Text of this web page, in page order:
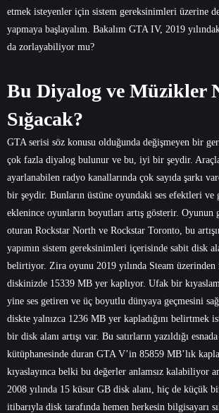
etmek isteyenler için sistem gereksinimleri üzerine
yapmaya başlayalım. Bakalım GTA IV, 2019
da zorlayabiliyor mu?
Bu Diyalog ve Müzikler
Sığacak?
GTA serisi söz konusu olduğunda değişmeyen bir
çok fazla diyalog bulunur ve bu, iyi bir şeydir.
ayarlanabilen radyo kanallarında çok sayıda şarkı
bir şeydir. Bunların üstüne oyundaki ses efektleri
eklenince oyunların boyutları artış gösterir.
oturan Rockstar North ve Rockstar Toronto, bu
yapımın sistem gereksinimleri içerisinde sabit disk
belirtiyor. Zira oyunu 2019 yılında Steam
diskinizde 15339 MB yer kaplıyor. Ufak bir
yine ses getiren ve üç boyutlu dünyaya geçmesini
diskte yalnızca 1236 MB yer kapladığını belirtmek
bir disk alanı artışı var. Bu satırların yazıldığı
kütüphanesinde duran GTA V’in 85859 MB’lık
kıyaslayınca belki bu değerler anlamsız kalabiliyor
2008 yılında 15 küsur GB disk alanı, hiç de küçük
itibarıyla disk tarafında hemen herkesin bilgisayarı